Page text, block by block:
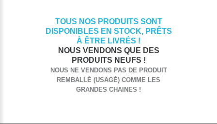
TOUS NOS PRODUITS SONT
DISPONIBLES EN STOCK, PRÊTS
À ÊTRE LIVRÉS !
NOUS VENDONS QUE DES
PRODUITS NEUFS !
NOUS NE VENDONS PAS DE PRODUIT
REMBALLÉ (USAGÉ) COMME LES
GRANDES CHAINES !